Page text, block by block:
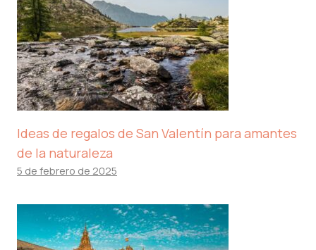
Ideas de regalos de San Valentín para amantes
de la naturaleza
5 de febrero de 2025